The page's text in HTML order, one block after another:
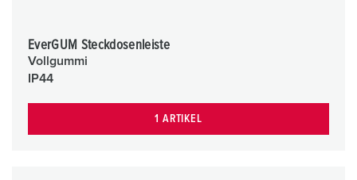
EverGUM Steckdosenleiste
Vollgummi
IP44
1 ARTIKEL